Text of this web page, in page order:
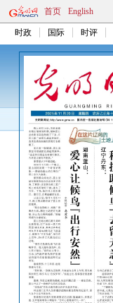
首页 English
时政 国际 时评